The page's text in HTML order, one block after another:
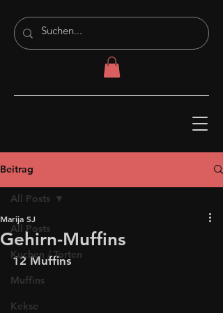
Beitrag
All Posts
Kuchen / Torten
Muffins
Kekse
All Posts
Gehirn-Muffins
Marija SJ
12 Muffins